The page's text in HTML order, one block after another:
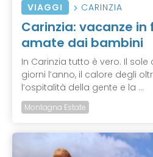
VIAGGI CARINZIA
Carinzia: vacanze
amate dai bambini
In Carinzia tutto è vero. Il
giorni l’anno, il calore degli
l’ospitalità della gente e la ...
Montagna Estate